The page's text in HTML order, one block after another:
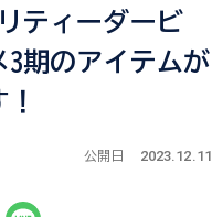
ティーダービ
3期のアイテムが
公開日 2023.12.11